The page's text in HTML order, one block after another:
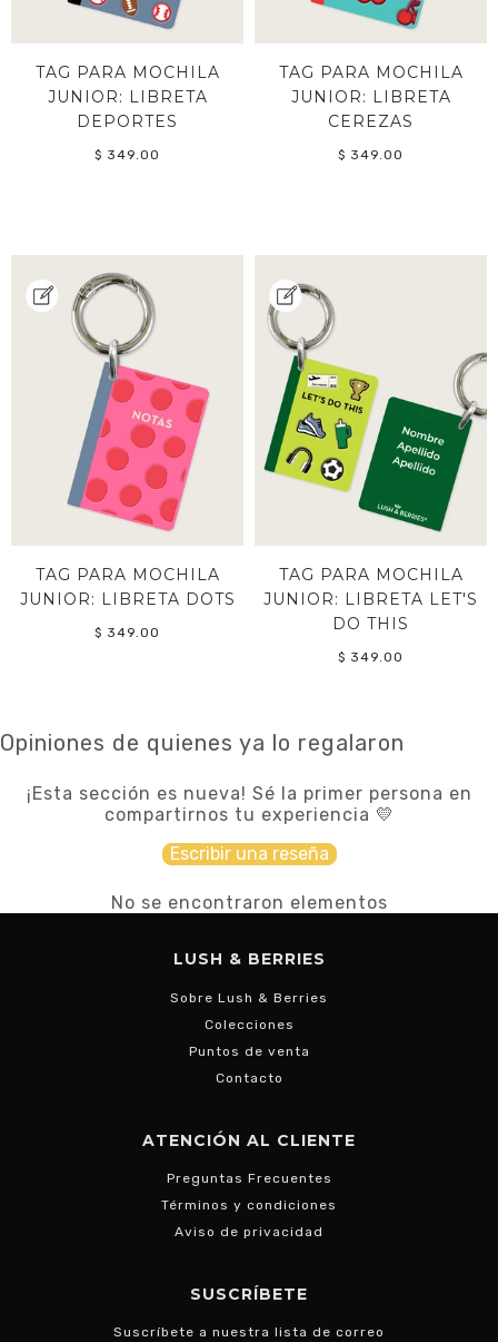
TAG PARA MOCHILA
JUNIOR: LIBRETA
DEPORTES
$ 349.00
TAG PARA MOCHILA
JUNIOR: LIBRETA
CEREZAS
$ 349.00
TAG PARA MOCHILA
JUNIOR: LIBRETA DOTS
$ 349.00
TAG PARA MOCHILA
JUNIOR: LIBRETA LET'S
DO THIS
$ 349.00
Opiniones de quienes ya lo regalaron
¡Esta sección es nueva! Sé la primer persona en
compartirnos tu experiencia 💛
Escribir una reseña
No se encontraron elementos
LUSH & BERRIES
Sobre Lush & Berries
Colecciones
Puntos de venta
Contacto
ATENCIÓN AL CLIENTE
Preguntas Frecuentes
Términos y condiciones
Aviso de privacidad
SUSCRÍBETE
Suscríbete a nuestra lista de correo